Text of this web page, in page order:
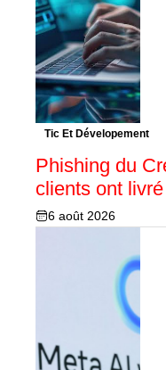
Tic Et Dévelopement
Phishing du
clients ont
6 août 2026